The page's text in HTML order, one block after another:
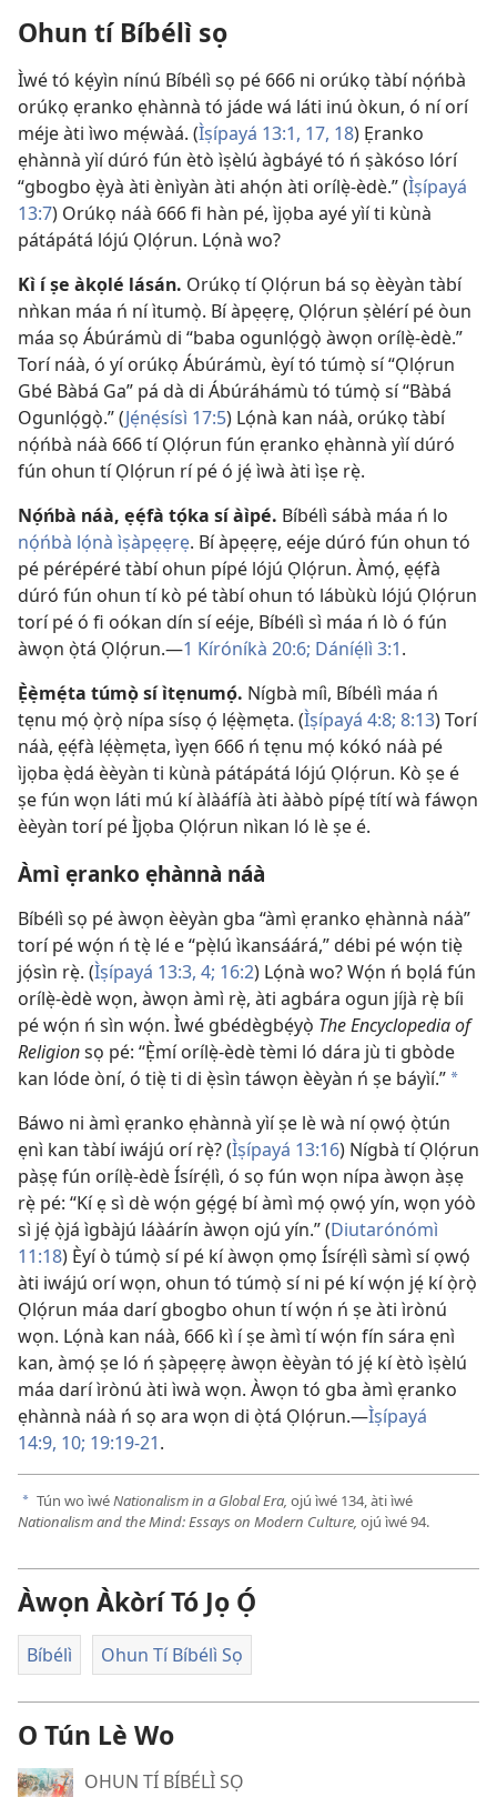
Ohun tí Bíbélì sọ
Ìwé tó kẹ́yìn nínú Bíbélì sọ pé 666 ni orúkọ tàbí nọ́ńbà
orúkọ ẹranko ẹhànnà tó jáde wá láti inú òkun, ó ní orí
méje àti ìwo mẹ́wàá. (Ìṣípayá 13:1, 17, 18) Ẹranko
ẹhànnà yìí dúró fún ètò ìṣèlú àgbáyé tó ń ṣàkóso lórí
“gbogbo ẹ̀yà àti ènìyàn àti ahọ́n àti orílẹ̀-èdè.” (Ìṣípayá
13:7) Orúkọ náà 666 fi hàn pé, ìjọba ayé yìí ti kùnà
pátápátá lójú Ọlọ́run. Lọ́nà wo?
Kì í ṣe àkọlé lásán. Orúkọ tí Ọlọ́run bá sọ èèyàn tàbí
nǹkan máa ń ní ìtumọ̀. Bí àpẹẹrẹ, Ọlọ́run ṣèlérí pé òun
máa sọ Ábúrámù di “baba ogunlọ́gọ̀ àwọn orílẹ̀-èdè.”
Torí náà, ó yí orúkọ Ábúrámù, èyí tó túmọ̀ sí “Ọlọ́run
Gbé Bàbá Ga” pá dà di Ábúráhámù tó túmọ̀ sí “Bàbá
Ogunlọ́gọ̀.” (Jẹ́nẹ́sísì 17:5) Lọ́nà kan náà, orúkọ tàbí
nọ́ńbà náà 666 tí Ọlọ́run fún ẹranko ẹhànnà yìí dúró
fún ohun tí Ọlọ́run rí pé ó jẹ́ ìwà àti ìṣe rẹ̀.
Nọ́ńbà náà, ẹẹ́fà tọ́ka sí àìpé. Bíbélì sábà máa ń lo
nọ́ńbà lọ́nà ìṣàpẹẹrẹ. Bí àpẹẹrẹ, eéje dúró fún ohun tó
pé pérépéré tàbí ohun pípé lójú Ọlọ́run. Àmọ́, ẹẹ́fà
dúró fún ohun tí kò pé tàbí ohun tó lábùkù lójú Ọlọ́run
torí pé ó fi oókan dín sí eéje, Bíbélì sì máa ń lò ó fún
àwọn ọ̀tá Ọlọ́run.​—1 Kíróníkà 20:6; Dáníẹ́lì 3:1.
Ẹ̀ẹ̀mẹ́ta túmọ̀ sí ìtẹnumọ́. Nígbà míì, Bíbélì máa ń
tẹnu mọ́ ọ̀rọ̀ nípa sísọ ọ́ lẹ́ẹ̀mẹta. (Ìṣípayá 4:8; 8:13) Torí
náà, ẹẹ́fà lẹ́ẹ̀mẹta, ìyẹn 666 ń tẹnu mọ́ kókó náà pé
ìjọba ẹ̀dá èèyàn ti kùnà pátápátá lójú Ọlọ́run. Kò ṣe é
ṣe fún wọn láti mú kí àlàáfíà àti ààbò pípẹ́ títí wà fáwọn
èèyàn torí pé Ìjọba Ọlọ́run nìkan ló lè ṣe é.
Àmì ẹranko ẹhànnà náà
Bíbélì sọ pé àwọn èèyàn gba “àmì ẹranko ẹhànnà náà”
torí pé wọ́n ń tẹ̀ lé e “pẹ̀lú ìkansáárá,” débi pé wọ́n tiẹ̀
jọ́sìn rẹ̀. (Ìṣípayá 13:3, 4; 16:2) Lọ́nà wo? Wọ́n ń bọlá fún
orílẹ̀-èdè wọn, àwọn àmì rẹ̀, àti agbára ogun jíjà rẹ̀ bíi
pé wọ́n ń sìn wọ́n. Ìwé gbédègbẹ́yọ̀ The Encyclopedia of
Religionsọ pé: “Ẹ̀mí orílẹ̀-èdè tèmi ló dára jù ti gbòde
kan lóde òní, ó tiẹ̀ ti di ẹ̀sìn táwọn èèyàn ń ṣe báyìí.” a
Báwo ni àmì ẹranko ẹhànnà yìí ṣe lè wà ní ọwọ́ ọ̀tún
ẹnì kan tàbí iwájú orí rẹ̀? (Ìṣípayá 13:16) Nígbà tí Ọlọ́run
pàṣẹ fún orílẹ̀-èdè Ísírẹ́lì, ó sọ fún wọn nípa àwọn àṣẹ
rẹ̀ pé: “Kí ẹ sì dè wọ́n gẹ́gẹ́ bí àmì mọ́ ọwọ́ yín, wọn yóò
sì jẹ́ ọ̀já ìgbàjú láàárín àwọn ojú yín.” (Diutarónómì
11:18) Èyí ò túmọ̀ sí pé kí àwọn ọmọ Ísírẹ́lì sàmì sí ọwọ́
àti iwájú orí wọn, ohun tó túmọ̀ sí ni pé kí wọ́n jẹ́ kí ọ̀rọ̀
Ọlọ́run máa darí gbogbo ohun tí wọ́n ń ṣe àti ìrònú
wọn. Lọ́nà kan náà, 666 kì í ṣe àmì tí wọ́n fín sára ẹnì
kan, àmọ́ ṣe ló ń ṣàpẹẹrẹ àwọn èèyàn tó jẹ́ kí ètò ìṣèlú
máa darí ìrònú àti ìwà wọn. Àwọn tó gba àmì ẹranko
ẹhànnà náà ń sọ ara wọn di ọ̀tá Ọlọ́run.​—Ìṣípayá
14:9, 10; 19:19-​21.
a Tún wo ìwéNationalism in a Global Era, ojú ìwé 134, àti ìwé
Nationalism and the Mind: Essays on Modern Culture, ojú ìwé 94.
Àwọn Àkòrí Tó Jọ Ọ́
Bíbélì Ohun Tí Bíbélì Sọ
O Tún Lè Wo
OHUN TÍ BÍBÉLÌ SỌ